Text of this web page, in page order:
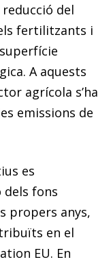
del
fertilitzants i
A aquests
agrícola s’ha
emissions de
es
dels fons
propers anys,
en el
EU. En